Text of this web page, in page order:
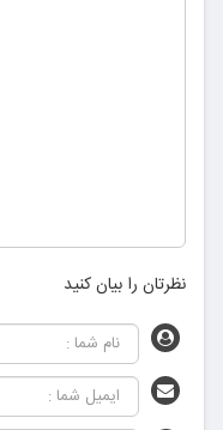
نظرتان را بیان کنید